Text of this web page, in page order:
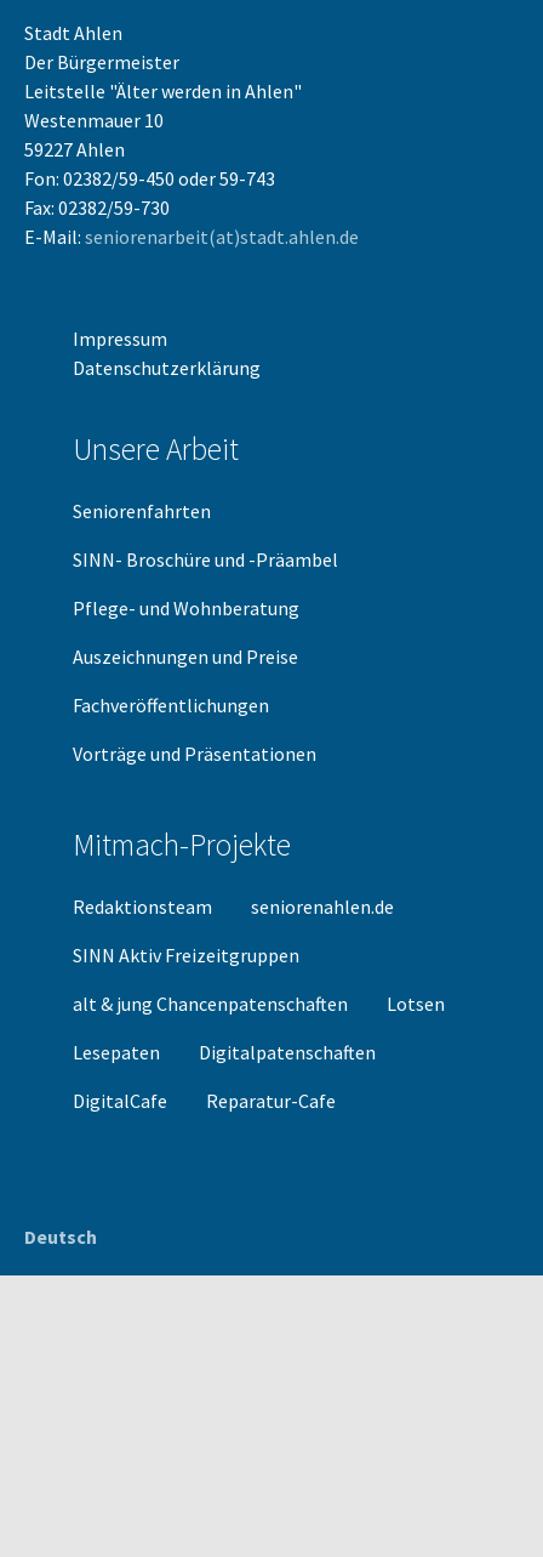
Stadt Ahlen
Der Bürgermeister
Leitstelle "Älter werden in Ahlen"
Westenmauer 10
59227 Ahlen
Fon: 02382/59-450 oder 59-743
Fax: 02382/59-730
E-Mail: seniorenarbeit(at)stadt.ahlen.de
Impressum
Datenschutzerklärung
Mitmach-Projekte
Redaktionsteam
seniorenahlen.de
SINN Aktiv Freizeitgruppen
alt & jung Chancenpatenschaften
Lotsen
Lesepaten
Digitalpatenschaften
DigitalCafe
Reparatur-Cafe
Unsere Arbeit
Seniorenfahrten
SINN- Broschüre und -Präambel
Pflege- und Wohnberatung
Auszeichnungen und Preise
Fachveröffentlichungen
Vorträge und Präsentationen
Deutsch